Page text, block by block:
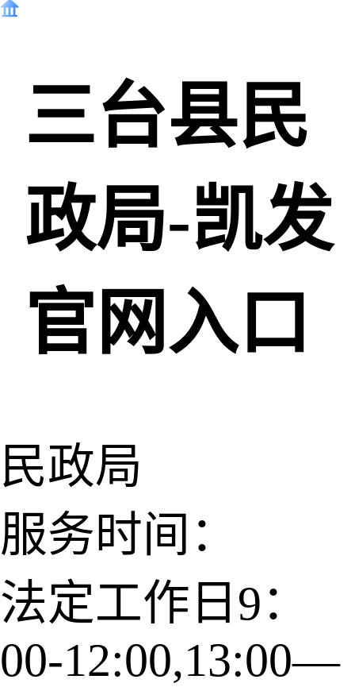
三台县民
政局-凯发
官网入口
民政局
服务时间：
法定工作日9：
00-12:00,13:00—